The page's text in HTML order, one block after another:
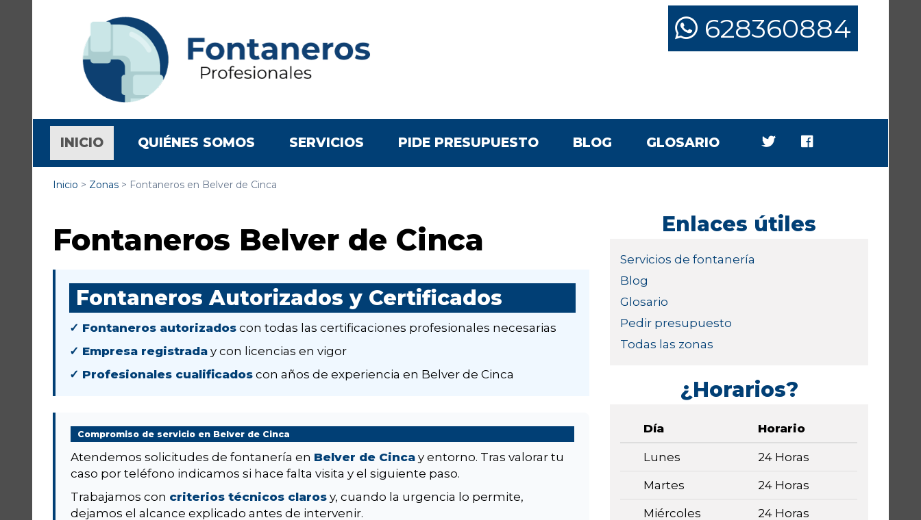
628360884
INICIO(CURRENT)
QUIÉNES SOMOS SERVICIOS PIDE PRESUPUESTO BLOG GLOSARIO
Inicio > Zonas > Fontaneros en Belver de Cinca
Fontaneros Belver de Cinca
Fontaneros Autorizados y Certificados
✓ Fontaneros autorizados con todas las certificaciones profesionales necesarias
✓ Empresa registrada y con licencias en vigor
✓ Profesionales cualificados con años de experiencia en Belver de Cinca
Compromiso de servicio en Belver de Cinca
Atendemos solicitudes de fontanería en Belver de Cinca y entorno. Tras valorar tu
caso por teléfono indicamos si hace falta visita y el siguiente paso.
Trabajamos con criterios técnicos claros y, cuando la urgencia lo permite,
dejamos el alcance explicado antes de intervenir.
Enlaces útiles
Servicios de fontanería
Blog
Glosario
Pedir presupuesto
Todas las zonas
¿Horarios?
Día Horario
Lunes 24 Horas
Martes 24 Horas
Miércoles 24 Horas